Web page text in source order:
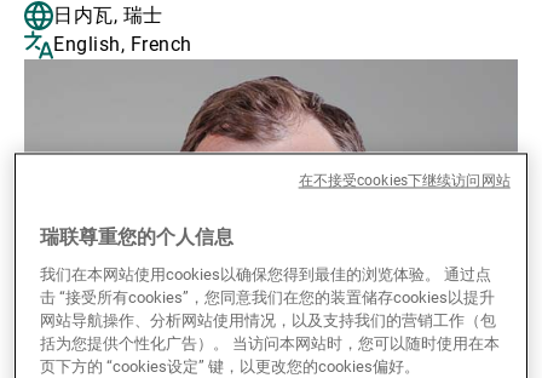
资产管理
新闻中心/瑞联卓见
日内瓦, 瑞士
English, French
瑞联尊重您的个人信息
我们在本网站使用cookies以确保您得到最佳的浏览体验。 通过点
击 “接受所有cookies”，您同意我们在您的装置储存cookies以提升
网站导航操作、分析网站使用情况，以及支持我们的营销工作（包
括为您提供个性化广告）。 当访问本网站时，您可以随时使用在本
页下方的 “cookies设定” 键，以更改您的cookies偏好。
在不接受cookies下继续访问网站